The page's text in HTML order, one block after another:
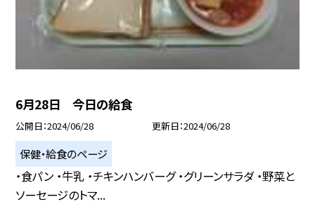
6月28日 今日の給食
公開日 2024/06/28 更新日 2024/06/28
保健・給食のページ
・食パン ・牛乳 ・チキンハンバーグ ・グリーンサラダ ・野菜と
ソーセージのトマ...